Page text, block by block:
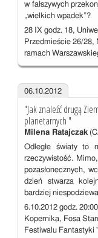
w fałszywych
„wielkich wpadek”?
28 IX godz. 18,
Przedmieście 26/28,
ramach
06.10.2012
"Jak znaleźć drugą
planetarnych "
Milena Ratajczak
Odległe światy to
rzeczywistość.
pozasłonecznych,
dzień stwarza
bardziej
6.10.2012 godz.
Kopernika, Fosa
Festiwalu Fantastyki